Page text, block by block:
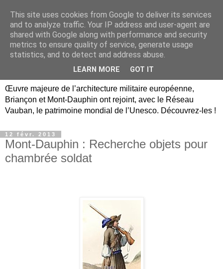
Briançon, Mont-Dauphin,
Vauban Unesco Hautes-
Œuvre majeure de l’architecture militaire européenne,
Briançon et Mont-Dauphin ont rejoint, avec le Réseau
Vauban, le patrimoine mondial de l’Unesco. Découvrez-les !
12 févr. 2013
Mont-Dauphin : Recherche objets pour
chambrée soldat
This site uses cookies from Google to deliver its services
and to analyze traffic. Your IP address and user-agent are
shared with Google along with performance and security
metrics to ensure quality of service, generate usage
statistics, and to detect and address abuse.
LEARN MORE GOT IT